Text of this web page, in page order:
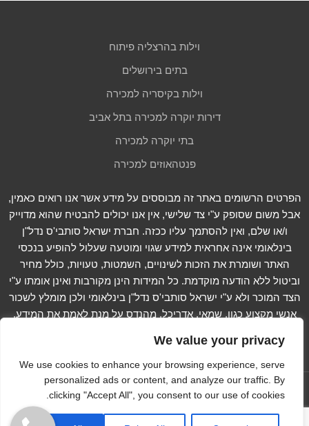
We value your privacy
We use cookies to enhance your browsing experience, serve
personalized ads or content, and analyze our traffic. By
clicking "Accept All", you consent to our use of cookies.
וילות בהרצליה פיתוח
בתים בירושלים
וילות בקיסריה למכירה
דירות יוקרה למכירה בתל אביב
בתי יוקרה למכירה
פנטהאוזים למכירה
הפרטים הרשומים באתר זה מבוססים על מידע אשר אנו רואים כאמין,
אבל משום שסופק ע"י צד שלישי, אין אנו יכולים להבטיח שהוא מדוייק
ו/או שלם, ואין להסתמך עליו ככזה. חברת ישראל סותבי'ס נדל"ן
בינלאומי אינה אחראית למידע שגוי ומוטעה שעלול להופיע בנכסי
האתר ושומרת את הזכות לשינויים, השמטות, טעויות, כולל מחיר
וביטול ללא הודעה מוקדמת. כל המידות הינן מקורבות ואינן אומתו ע"י
הצד המוכר ולא ע"י ישראל סותבי'ס נדל"ן בינלאומי ולכן מומלץ לשכור
אנשי מקצוע כגון, שמאי, אדריכל, מהנדס על מנת לאמת את המידע.
קרא עוד...
עקוב אחרינו ב -
Copyright © 2012-2023 Israel Sotheby's International